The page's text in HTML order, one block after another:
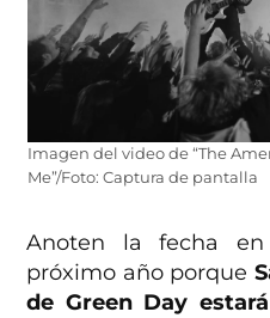
Imagen del video de “The
Me”/Foto: Captura de pantalla
Anoten la fecha en
próximo año porque
de Green Day